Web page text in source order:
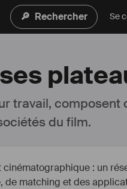
🔎 Rechercher Se
travail, composent
du film.
: un
de matching et des